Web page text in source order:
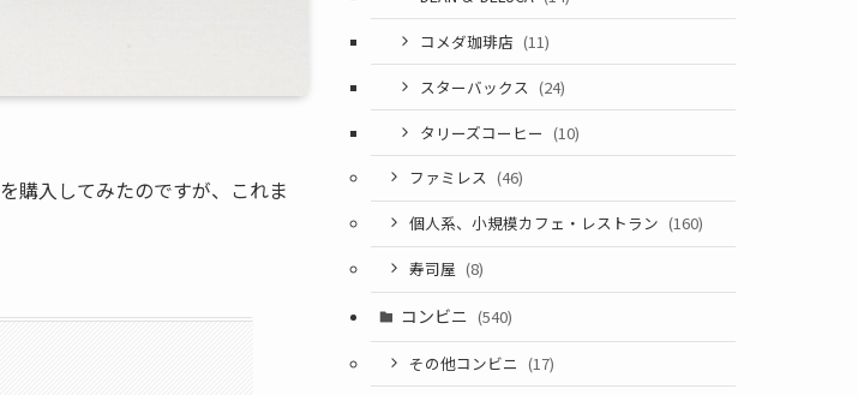
を購入してみたのですが、これま
コメダ珈琲店 (11)
スターバックス (24)
タリーズコーヒー (10)
ファミレス (46)
個人系、小規模カフェ・レストラン (160)
寿司屋 (8)
コンビニ (540)
その他コンビニ (17)